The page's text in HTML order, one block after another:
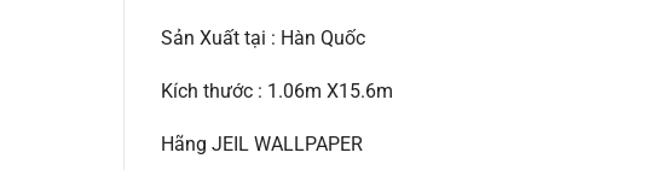
Sản Xuất tại : Hàn Quốc
Kích thước : 1.06m X15.6m
Hãng JEIL WALLPAPER